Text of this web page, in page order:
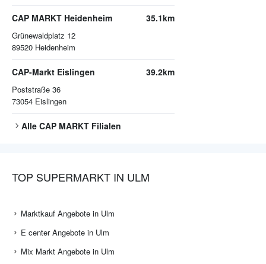
CAP MARKT Heidenheim
Grünewaldplatz 12
89520 Heidenheim
35.1km
CAP-Markt Eislingen
Poststraße 36
73054 Eislingen
39.2km
Alle CAP MARKT Filialen
TOP SUPERMARKT IN ULM
Marktkauf Angebote in Ulm
E center Angebote in Ulm
Mix Markt Angebote in Ulm